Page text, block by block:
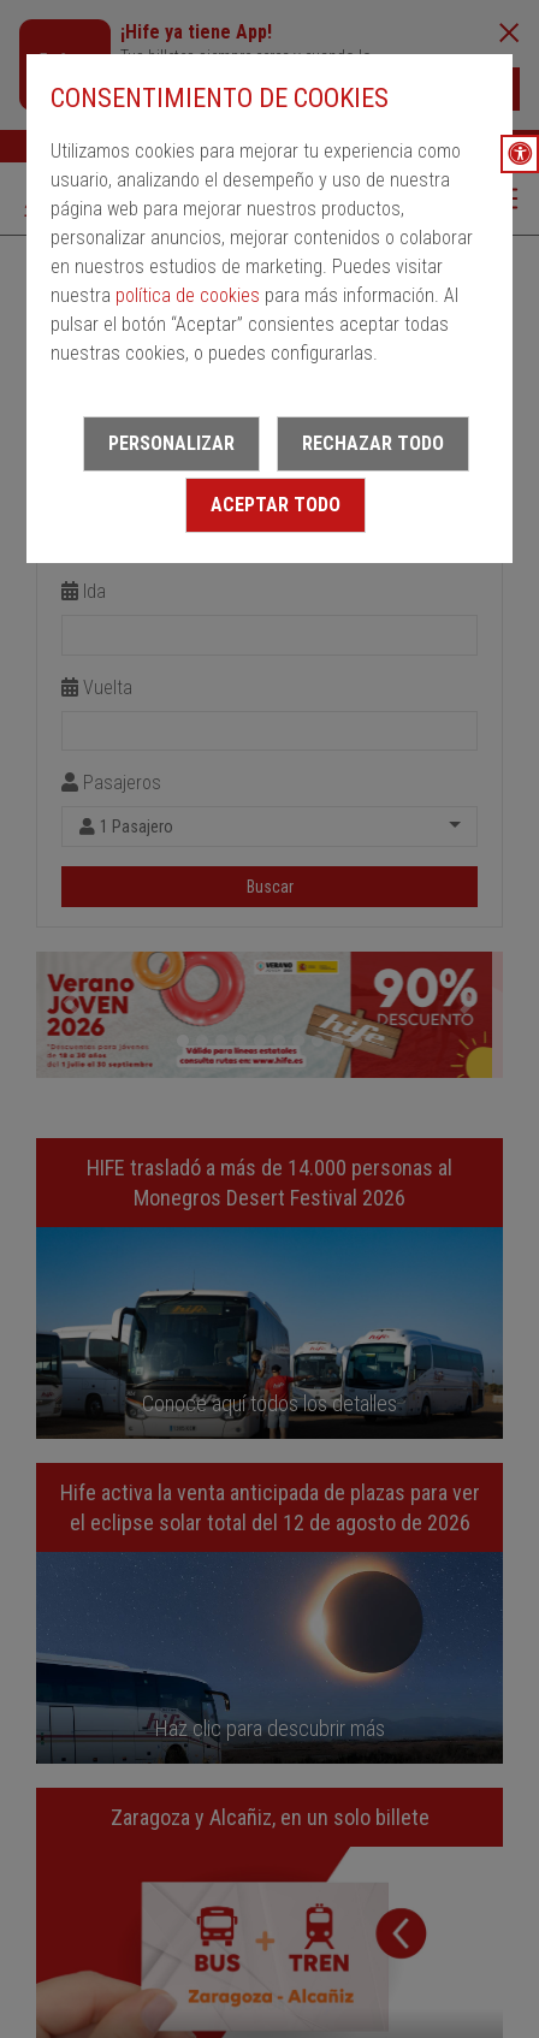
CONSENTIMIENTO DE COOKIES
Utilizamos cookies para mejorar tu experiencia como
usuario, analizando el desempeño y uso de nuestra
página web para mejorar nuestros productos,
personalizar anuncios, mejorar contenidos o colaborar
en nuestros estudios de marketing. Puedes visitar
nuestra política de cookies para más información. Al
pulsar el botón “Aceptar” consientes aceptar todas
nuestras cookies, o puedes configurarlas.
PERSONALIZAR RECHAZAR TODO
ACEPTAR TODO
¡Hife ya tiene App!
Tus billetes siempre cerca y cuando lo
Buscar Ayuda ESP
Desde
Estación de llegada
Ida
Vuelta
Pasajeros
1 Pasajero
Buscar
HIFE trasladó a más de 14.000 personas al
Monegros Desert Festival 2026
Conoce aquí todos los detalles
Hife activa la venta anticipada de plazas para ver
el eclipse solar total del 12 de agosto de 2026
Haz clic para descubrir más
Zaragoza y Alcañiz, en un solo billete